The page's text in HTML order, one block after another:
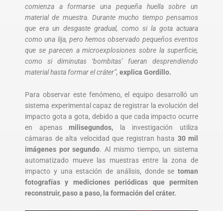
comienza a formarse una pequeña huella sobre un
material de muestra. Durante mucho tiempo pensamos
que era un desgaste gradual, como si la gota actuara
como una lija, pero hemos observado pequeños eventos
que se parecen a microexplosiones sobre la superficie,
como si diminutas ‘bombitas’ fueran desprendiendo
material hasta formar el cráter”, explica Gordillo.
Para observar este fenómeno, el equipo desarrolló un
sistema experimental capaz de registrar la evolución del
impacto gota a gota, debido a que cada impacto ocurre
en apenasmilisegundos, la investigación utiliza
cámaras de alta velocidad que registran hasta 30 mil
imágenes por segundo. Al mismo tiempo, un sistema
automatizado mueve las muestras entre la zona de
impacto y una estación de análisis, donde se toman
fotografías y mediciones periódicas que permiten
reconstruir, paso a paso, la formación del cráter.